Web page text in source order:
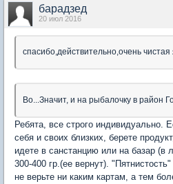
барадзед
20 июл 2016
спасибо,действительно,очень чистая
Во...Значит, и на рыбалочку в район
Ребята, все строго индивидуально.
себя и своих близких, берете
идете в санстанцию или на базар (в
300-400 гр.(ее вернут).
не верьте ни каким картам, а тем